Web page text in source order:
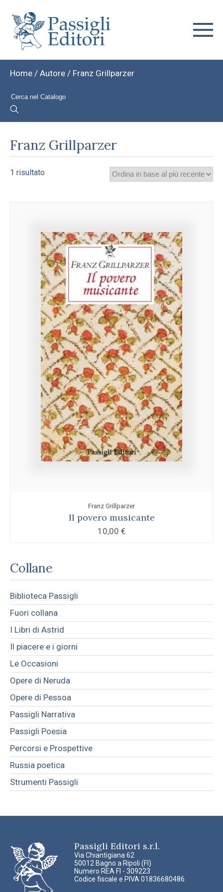
Home / Autore / Franz Grillparzer
Franz Grillparzer
1 risultato
Franz Grillparzer
Il povero musicante
10,00 €
Collane
Biblioteca Passigli
Fuori collana
I Libri di Astrid
Il piacere e i giorni
Le Occasioni
Opere di Neruda
Opere di Pessoa
Passigli Narrativa
Passigli Poesia
Percorsi e Prospettive
Russia poetica
Strumenti Passigli
Passigli Editori s.r.l.
Via Chiantigiana 62
50012 Bagno a Ripoli (FI)
Numero REA FI - 309223
Codice fiscale e PIVA 01836680486